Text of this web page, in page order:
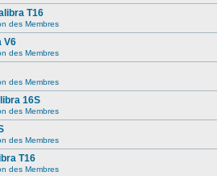
T16
des Membres
V6
des Membres
des Membres
16S
des Membres
des Membres
T16
des Membres